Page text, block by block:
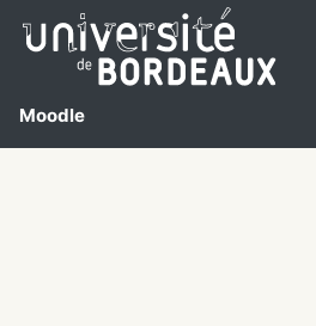
Moodle